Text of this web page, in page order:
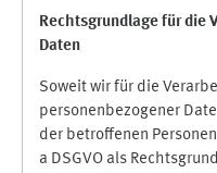
Rechtsgrundlage für die
Daten
Soweit wir für die
personenbezogener
der betroffenen
a DSGVO als